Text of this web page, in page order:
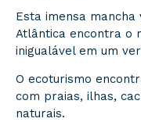
Esta imensa
Atlântica encontra o
inigualável em um
O ecoturismo
com praias, ilhas,
naturais.